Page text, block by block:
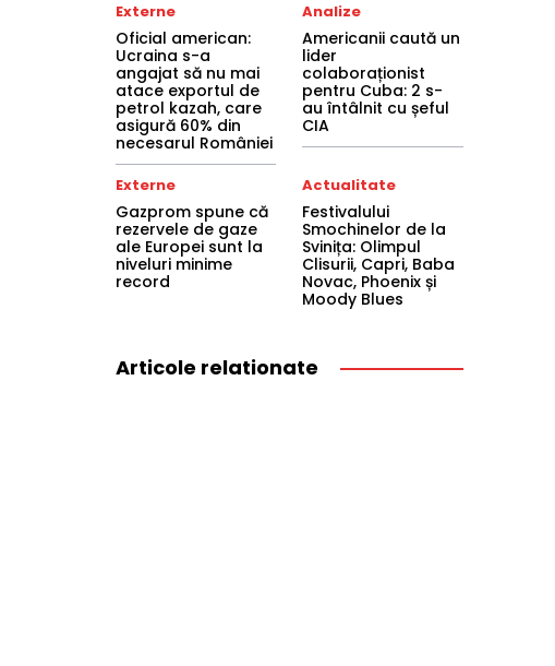
Externe
Oficial american:
Ucraina s-a
angajat să nu mai
atace exportul de
petrol kazah, care
asigură 60% din
necesarul României
Analize
Americanii caută un
lider
colaboraționist
pentru Cuba: 2 s-
au întâlnit cu șeful
CIA
Externe
Gazprom spune că
rezervele de gaze
ale Europei sunt la
niveluri minime
record
Actualitate
Festivalului
Smochinelor de la
Svinița: Olimpul
Clisurii, Capri, Baba
Novac, Phoenix și
Moody Blues
Articole relationate